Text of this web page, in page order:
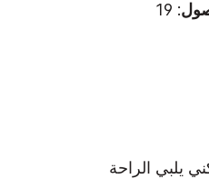
: 19
يلبي الراحة